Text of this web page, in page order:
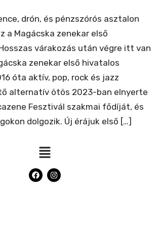
drón, és pénzszórós asztalon
a Magácska zenekar első
várakozás után végre itt van
zenekar első hivatalos
óta aktív, pop, rock és jazz
alternatív ötös 2023-ban elnyerte
Fesztivál szakmai fődíját, és
dolgozik. Új érájuk első […]